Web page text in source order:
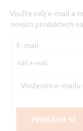
Vložte svůj e-mail a
nových produktech
E-mail
Vložením e-mailu
PŘIHLÁSIT SE